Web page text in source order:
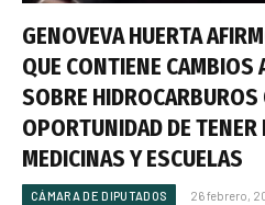
GENOVEVA HUERTA
QUE CONTIENE CAMBIOS
SOBRE HIDROCARBUROS
OPORTUNIDAD DE
MEDICINAS Y ESCUELAS
CÁMARA DE DIPUTADOS 26 febrero,